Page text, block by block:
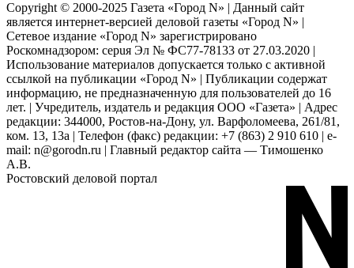
Copyright © 2000-2025 Газета «Город N» | Данный сайт
является интернет-версией деловой газеты «Город N» |
Сетевое издание «Город N» зарегистрировано
Роскомнадзором: серuя Эл № ФС77-78133 от 27.03.2020 |
Использование материалов допускается только с активной
ссылкой на публикации «Город N» | Публикации содержат
информацию, не предназначенную для пользователей до 16
лет. | Учредитель, издатель и редакция ООО «Газета» | Адрес
редакции: 344000, Ростов-на-Дону, ул. Варфоломеева, 261/81,
ком. 13, 13а | Телефон (факс) редакции: +7 (863) 2 910 610 | e-
mail: n@gorodn.ru | Главный редактор сайта — Тимошенко
А.В.
Ростовский деловой портал